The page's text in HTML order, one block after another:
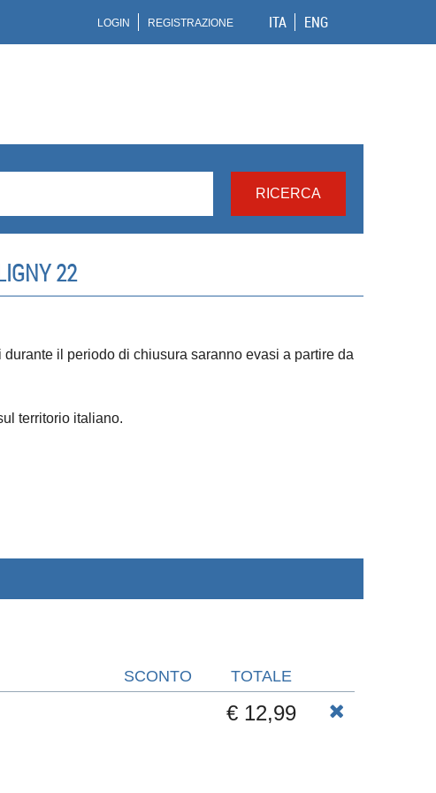
ITA ENG
LOGIN REGISTRAZIONE
22
durante il periodo di chiusura saranno evasi a partire da
territorio italiano.
SCONTO TOTALE
€ 12,99